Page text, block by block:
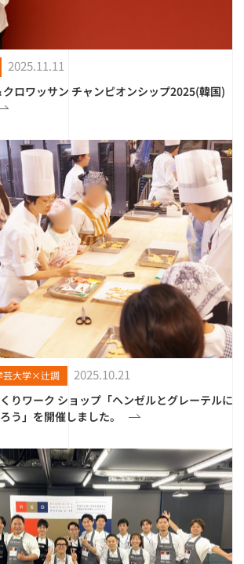
2025.11.11
ロワッサン チャンピオンシップ2025(韓国)
芸大学×辻調 2025.10.21
りワーク ショップ「ヘンゼルとグレーテルに
う」を開催しました。